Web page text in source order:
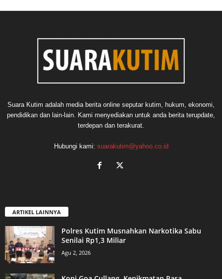
Suara Kutim adalah media berita online seputar kutim, hukum, ekonomi,
pendidikan dan lain-lain. Kami menyediakan untuk anda berita terupdate,
terdepan dan terakurat.
Hubungi kami: suarakutim@yahoo.co.id
ARTIKEL LAINNYA
Polres Kutim Musnahkan Narkotika Sabu
Senilai Rp1,3 Miliar
Agu 2, 2026